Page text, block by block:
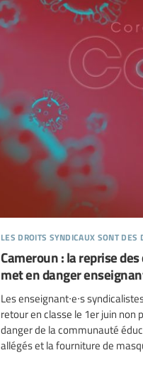
les droits syndicaux sont des
Cameroun : la reprise
met en danger
Les enseignant∙e∙s
retour en classe le 1er juin
danger de la communauté
allégés et la fourniture de